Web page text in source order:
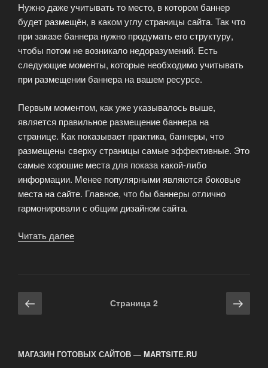
Нужно даже учитывать то место, в котором баннер
будет размещён, в каком углу страницы сайта. Так что
при заказе баннера нужно продумать его структуру,
чтобы потом не возникало недоразумений. Есть
следующие моменты, которые необходимо учитывать
при размещении баннера на вашем ресурсе.
Первым моментом, как уже указывалось выше,
является правильное размещение баннера на
странице. Как показывает практика, баннеры, что
размещены сверху страницы самые эффективные. Это
самые хорошие места для показа какой-либо
информации. Менее популярными являются боковые
места на сайте. Главное, что бы баннеры отлично
гармонировали с общим дизайном сайта.
Читать далее
Навигация
по
Предыдущая
страница
Страница 2
МАГАЗИН ГОТОВЫХ САЙТОВ — MARTSITE.RU